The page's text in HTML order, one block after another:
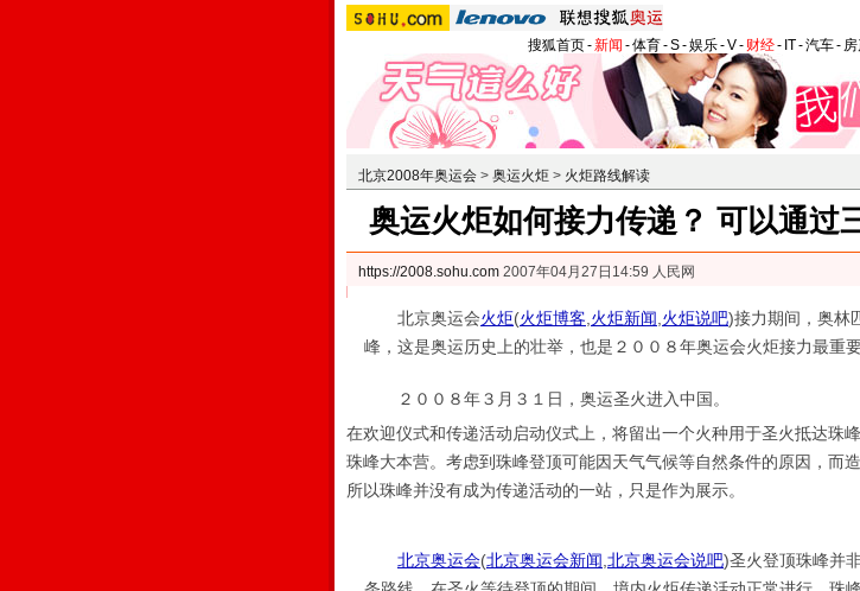
搜狐首页-新闻 -体育-S-娱乐-V- 财经- IT-汽车-
北京2008年奥运会 > 奥运火炬 > 火炬路线解读
奥运火炬如何接力传递？ 可以通过
https://2008.sohu.com 2007年04月27日14:59 人民网
北京奥运会火炬(火炬博客 火炬新闻 火炬说吧)接力期间，奥林
峰，这是奥运历史上的壮举，也是２００８年奥运会火炬接力最重要
２００８年３月３１日，奥运圣火进入中国。
在欢迎仪式和传递活动启动仪式上，将留出一个火种用于圣火抵达珠
珠峰大本营。考虑到珠峰登顶可能因天气气候等自然条件的原因，而
所以珠峰并没有成为传递活动的一站，只是作为展示。
北京奥运会(北京奥运会新闻 北京奥运会说吧)圣火登顶珠峰并